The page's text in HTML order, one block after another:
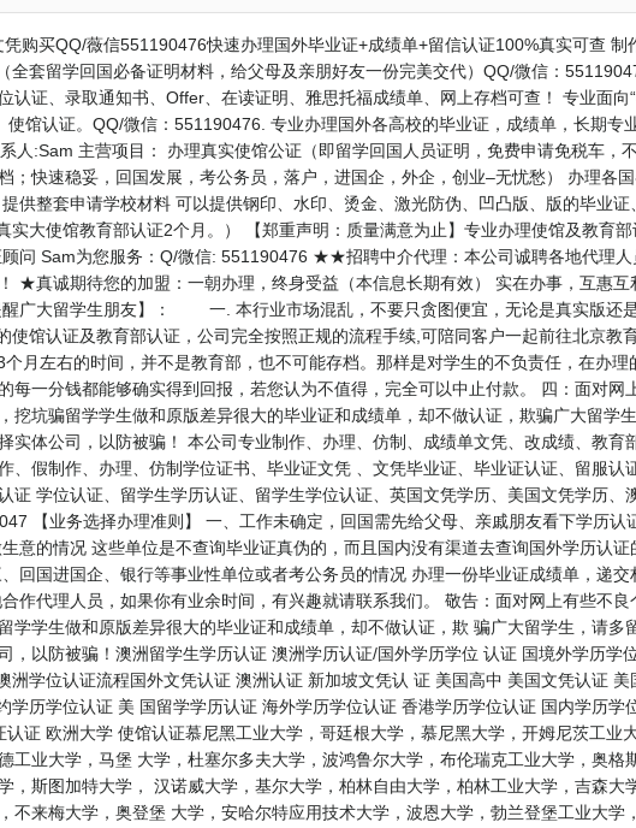
购买QQ/薇信551190476快速办理国外毕业证+成绩单+留信认证100%真实可查 制
全套留学回国必备证明材料，给父母及亲朋好友一份完美交代）QQ/微信：
认证、录取通知书、Offer、在读证明、雅思托福成绩单、网上存档可查！ 专业面
使馆认证。QQ/微信：551190476. 专业办理国外各高校的毕业证，成绩单，长期专
人:Sam 主营项目： 办理真实使馆公证（即留学回国人员证明，免费申请免税车，
；快速稳妥，回国发展，考公务员，落户，进国企，外企，创业–无忧愁） 办理各
供整套申请学校材料 可以提供钢印、水印、烫金、激光防伪、凹凸版、版的毕业证
大使馆教育部认证2个月。） 【郑重声明：质量满意为止】专业办理使馆及教育
问 Sam为您服务：Q/微信: 551190476 ★★招聘中介代理：本公司诚聘各地代理人
★真诚期待您的加盟：一朝办理，终身受益（本信息长期有效） 实在办事，互惠互
醒广大留学生朋友】： 一. 本行业市场混乱，不要只贪图便宜，无论是真实版还
认证及教育部认证，公司完全按照正规的流程手续,可陪同客户一起前往北京教
月左右的时间，并不是教育部，也不可能存档。那样是对学生的不负责任，在办
每一分钱都能够确实得到回报，若您认为不值得，完全可以中止付款。 四：面对网
挖坑骗留学学生做和原版差异很大的毕业证和成绩单，却不做认证，欺骗广大留学
实体公司，以防被骗！ 本公司专业制作、办理、仿制、成绩单文凭、改成绩、教育
、假制作、办理、仿制学位证书、毕业证文凭 、文凭毕业证、毕业证认证、留服认
证 学位认证、留学生学历认证、留学生学位认证、英国文凭学历、美国文凭学历、
【业务选择办理准则】 一、工作未确定，回国需先给父母、亲戚朋友看下学历认
意的情况 这些单位是不查询毕业证真伪的，而且国内没有渠道去查询国外学历认
回国进国企、银行等事业性单位或者考公务员的情况 办理一份毕业证成绩单，递
作代理人员，如果你有业余时间，有兴趣就请联系我们。 敬告：面对网上有些不
学学生做和原版差异很大的毕业证和成绩单，却不做认证，欺 骗广大留学生，请多
，以防被骗！澳洲留学生学历认证 澳洲学历认证/国外学历学位 认证 国境外学历学
洲学位认证流程国外文凭认证 澳洲认证 新加坡文凭认 证 美国高中 美国文凭认证
学历学位认证 美 国留学学历认证 海外学历学位认证 香港学历学位认证 国内学历学
证 欧洲大学 使馆认证慕尼黑工业大学，哥廷根大学，慕尼黑大学，开姆尼茨工业
工业大学，马堡 大学，杜塞尔多夫大学，波鸿鲁尔大学，布伦瑞克工业大学，奥格
，斯图加特大学， 汉诺威大学，基尔大学，柏林自由大学，柏林工业大学，吉森大
不来梅大学，奥登堡 大学，安哈尔特应用技术大学，波恩大学，勃兰登堡工业大学